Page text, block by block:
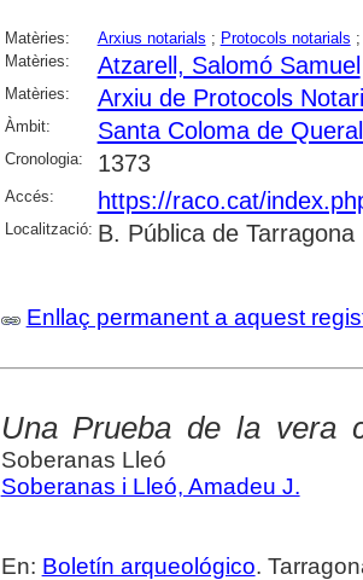
Matèries: Arxius notarials ; Protocols notarials
Matèries:
Atzarell, Salomó Samuel
Matèries: Arxiu de Protocols
Àmbit: Santa Coloma de
Cronologia: 1373
Accés: https://raco.cat/
Localització: B. Pública de Tarragona
Enllaç permanent a aquest
Una Prueba de la vera
Soberanas Lleó
Soberanas i Lleó, Amadeu J.
En: Boletín arqueológico.